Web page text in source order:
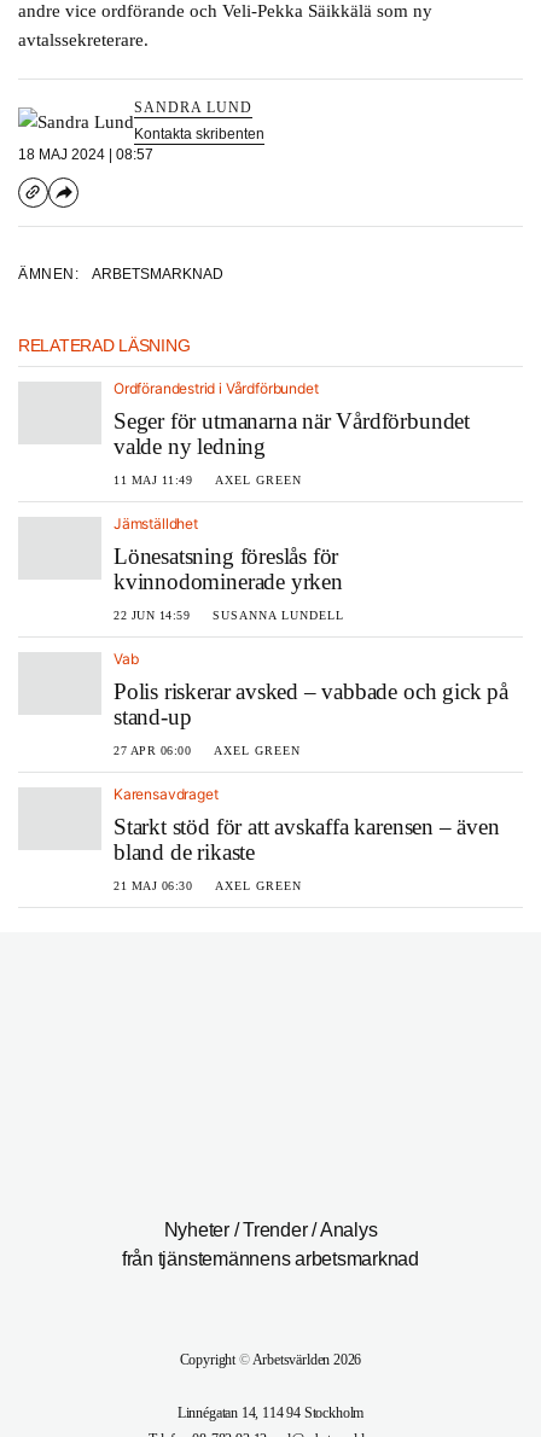
andre vice ordförande och Veli-Pekka Säikkälä som ny
avtalssekreterare.
SANDRA LUND
Kontakta skribenten
18 MAJ 2024 | 08:57
ÄMNEN: ARBETSMARKNAD
RELATERAD LÄSNING
Ordförandestrid i Vårdförbundet
Seger för utmanarna när Vårdförbundet
valde ny ledning
11 MAJ 11:49 AXEL GREEN
Jämställdhet
Lönesatsning föreslås för
kvinnodominerade yrken
22 JUN 14:59 SUSANNA LUNDELL
Vab
Polis riskerar avsked – vabbade och gick på
stand-up
27 APR 06:00 AXEL GREEN
Karensavdraget
Starkt stöd för att avskaffa karensen – även
bland de rikaste
21 MAJ 06:30 AXEL GREEN
Nyheter / Trender / Analys
från tjänstemännens arbetsmarknad
Copyright©Arbetsvärlden 2026
Linnégatan 14, 114 94 Stockholm